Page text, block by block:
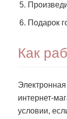
Подарок
Как
интернет-
условии,